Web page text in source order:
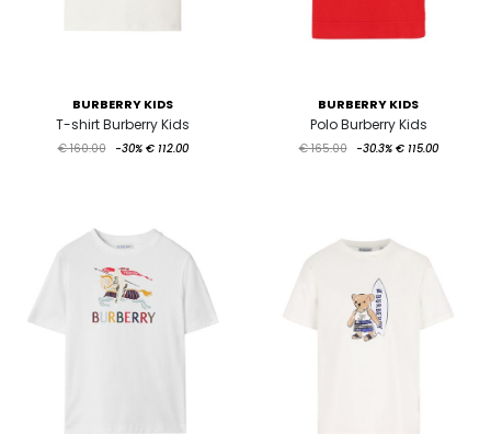
BURBERRY KIDS
T-shirt Burberry Kids
€ 160.00 -30% € 112.00
BURBERRY KIDS
Polo Burberry Kids
€ 165.00 -30.3% € 115.00